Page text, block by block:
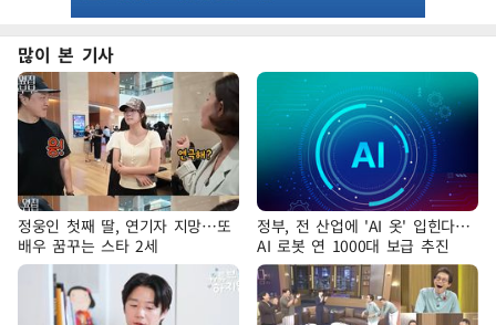
많이 본 기사
정웅인 첫째 딸, 연기자 지망…또
배우 꿈꾸는 스타 2세
정부, 전 산업에 'AI 옷' 입힌다…
AI 로봇 연 1000대 보급 추진